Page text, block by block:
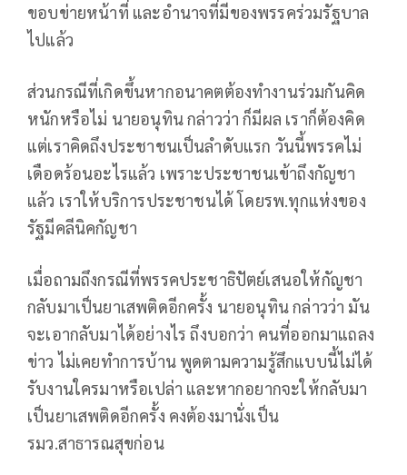
ขอบข่ายหน้าที่ และอำนาจที่มีของพรรคร่วมรัฐบาล
ไปแล้ว
ส่วนกรณีที่เกิดขึ้นหากอนาคตต้องทำงานร่วมกันคิด
หนักหรือไม่ นายอนุทิน กล่าวว่า ก็มีผล เราก็ต้องคิด
แต่เราคิดถึงประชาชนเป็นลำดับแรก วันนี้พรรคไม่
เดือดร้อนอะไรแล้ว เพราะประชาชนเข้าถึงกัญชา
แล้ว เราให้บริการประชาชนได้ โดยรพ.ทุกแห่งของ
รัฐมีคลีนิคกัญชา
เมื่อถามถึงกรณีที่พรรคประชาธิปัตย์เสนอให้กัญชา
กลับมาเป็นยาเสพติดอีกครั้ง นายอนุทิน กล่าวว่า มัน
จะเอากลับมาได้อย่างไร ถึงบอกว่า คนที่ออกมาแถลง
ข่าว ไม่เคยทำการบ้าน พูดตามความรู้สึกแบบนี้ไม่ได้
รับงานใครมาหรือเปล่า และหากอยากจะให้กลับมา
เป็นยาเสพติดอีกครั้ง คงต้องมานั่งเป็น
รมว.สาธารณสุขก่อน